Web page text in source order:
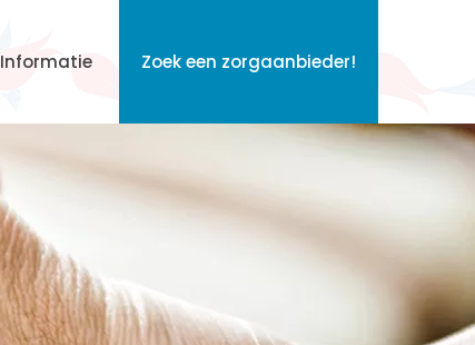
Informatie Zoek een zorgaanbieder!